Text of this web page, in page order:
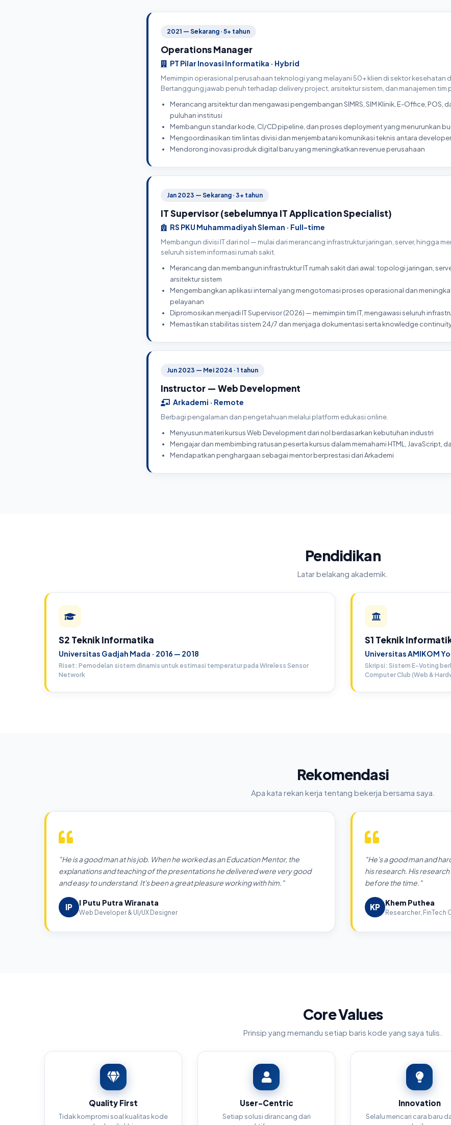
2021 — Sekarang · 5+ tahun
Operations Manager
PT Pilar Inovasi Informatika · Hybrid
Memimpin operasional perusahaan teknologi yang melayani 50+ klien di sektor kesehatan
Bertanggung jawab penuh terhadap delivery project, arsitektur sistem, dan manajemen tim
Merancang arsitektur dan mengawasi pengembangan SIMRS, SIM Klinik, E-Office, POS,
puluhan institusi
Membangun standar kode, CI/CD pipeline, dan proses deployment yang menurunkan
Mengoordinasikan tim lintas divisi dan menjembatani komunikasi teknis antara
Mendorong inovasi produk digital baru yang meningkatkan revenue perusahaan
Jan 2023 — Sekarang · 3+ tahun
IT Supervisor (sebelumnya IT Application Specialist)
RS PKU Muhammadiyah Sleman · Full-time
Membangun divisi IT dari nol — mulai dari merancang infrastruktur jaringan, server, hingga
seluruh sistem informasi rumah sakit.
Merancang dan membangun infrastruktur IT rumah sakit dari awal: topologi jaringan,
arsitektur sistem
Mengembangkan aplikasi internal yang mengotomasi proses operasional dan
pelayanan
Dipromosikan menjadi IT Supervisor (2026) — memimpin tim IT, mengawasi seluruh
Memastikan stabilitas sistem 24/7 dan menjaga dokumentasi serta knowledge
Jun 2023 — Mei 2024 · 1 tahun
Instructor — Web Development
Arkademi · Remote
Berbagi pengalaman dan pengetahuan melalui platform edukasi online.
Menyusun materi kursus Web Development dari nol berdasarkan kebutuhan industri
Mengajar dan membimbing ratusan peserta kursus dalam memahami HTML, JavaScript,
Mendapatkan penghargaan sebagai mentor berprestasi dari Arkademi
Pendidikan
Latar belakang akademik.
S2 Teknik Informatika
Universitas Gadjah Mada · 2016 — 2018
Riset: Pemodelan sistem dinamis untuk estimasi temperatur pada Wireless Sensor
Network
S1 Teknik
Universitas AMIKOM
Skripsi: Sistem E-Voting
Computer Club (Web &
Rekomendasi
Apa kata rekan kerja tentang bekerja bersama saya.
"He is a good man at his job. When he worked as an Education Mentor, the
explanations and teaching of the presentations he delivered were very good
and easy to understand. It's been a great pleasure working with him."
IP I Putu Putra Wiranata
Web Developer & UI/UX Designer
"He's a good man and
his research. His
before the time."
KP Khem Puthea
Researcher, FinTech
Core Values
Prinsip yang memandu setiap baris kode yang saya tulis.
Quality First
Tidak kompromi soal kualitas kode
User-Centric
Setiap solusi dirancang dari
Innovation
Selalu mencari cara baru